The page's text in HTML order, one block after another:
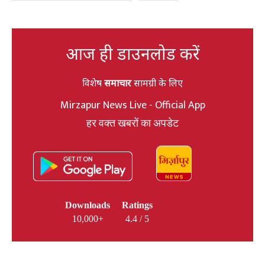
आज ही डाउनलोड करें
विशेषसमाचारसामग्री के लिए
Mirzapur News Live - Official App
हर वक्त खबरों का अपडेट
Downloads
10,000+
Ratings
4.4 / 5